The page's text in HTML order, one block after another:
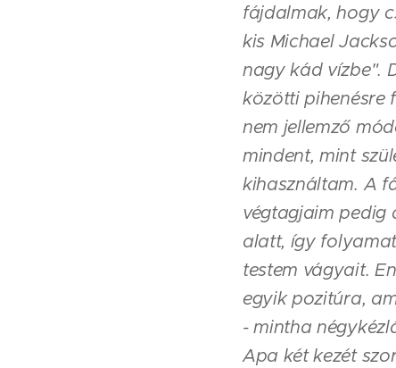
fájdalmak, hogy
kis Michael
nagy kád vízbe".
közötti pihenésre
nem jellemző
mindent, mint
kihasználtam. A
végtagjaim pedig
alatt, így
testem vágyait.
egyik pozitúra,
- mintha
Apa két kezét